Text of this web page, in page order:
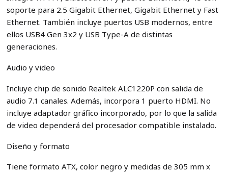
soporte para 2.5 Gigabit Ethernet, Gigabit Ethernet y Fast
Ethernet. También incluye puertos USB modernos, entre
ellos USB4 Gen 3x2 y USB Type-A de distintas
generaciones.
Audio y video
Incluye chip de sonido Realtek ALC1220P con salida de
audio 7.1 canales. Además, incorpora 1 puerto HDMI. No
incluye adaptador gráfico incorporado, por lo que la salida
de video dependerá del procesador compatible instalado.
Diseño y formato
Tiene formato ATX, color negro y medidas de 305 mm x